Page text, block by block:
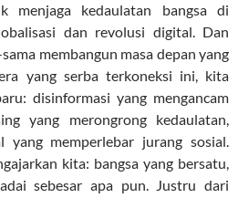
menjaga kedaulatan bangsa di
dan revolusi digital. Dan
membangun masa depan yang
yang serba terkoneksi ini, kita
disinformasi yang mengancam
yang merongrong kedaulatan,
yang memperlebar jurang sosial.
kita: bangsa yang bersatu,
sebesar apa pun. Justru dari